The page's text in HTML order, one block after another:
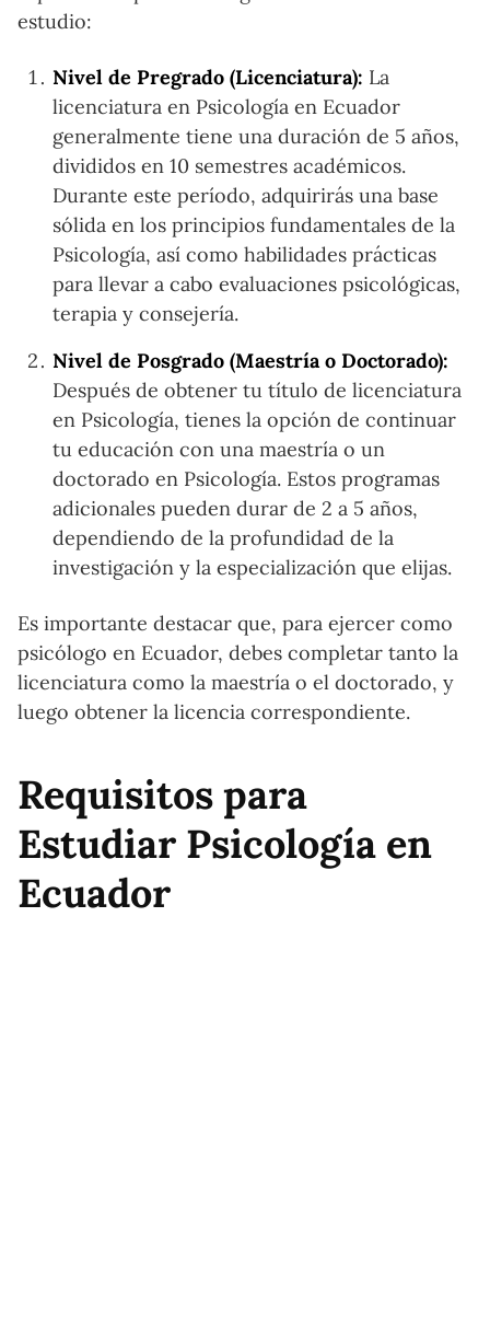
estudio:
Nivel de Pregrado (Licenciatura): La
licenciatura en Psicología en Ecuador
generalmente tiene una duración de 5 años,
divididos en 10 semestres académicos.
Durante este período, adquirirás una base
sólida en los principios fundamentales de la
Psicología, así como habilidades prácticas
para llevar a cabo evaluaciones psicológicas,
terapia y consejería.
Nivel de Posgrado (Maestría o Doctorado):
Después de obtener tu título de licenciatura
en Psicología, tienes la opción de continuar
tu educación con una maestría o un
doctorado en Psicología. Estos programas
adicionales pueden durar de 2 a 5 años,
dependiendo de la profundidad de la
investigación y la especialización que elijas.
Es importante destacar que, para ejercer como
psicólogo en Ecuador, debes completar tanto la
licenciatura como la maestría o el doctorado, y
luego obtener la licencia correspondiente.
Requisitos para
Estudiar Psicología en
Ecuador